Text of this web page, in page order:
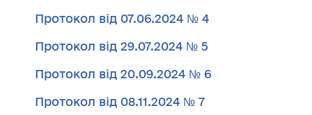
Протокол від 07.06.2024 № 4
Протокол від 29.07.2024 № 5
Протокол від 20.09.2024 № 6
Протокол від 08.11.2024 № 7